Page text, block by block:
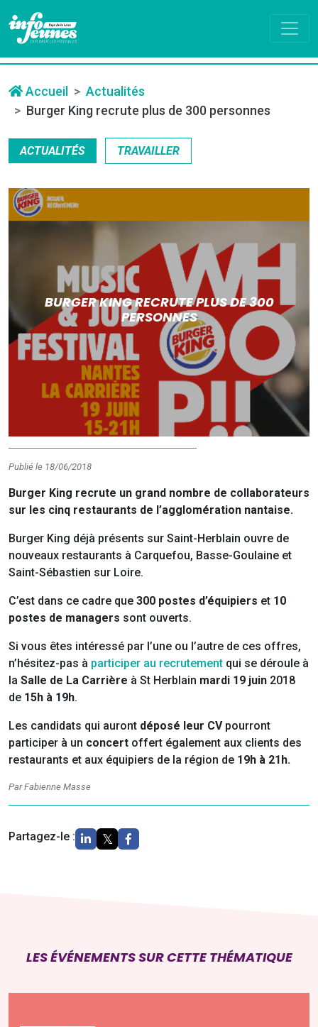
Accueil
Actualités
Burger King recrute plus de 300 personnes
ACTUALITÉS TRAVAILLER
BURGER KING RECRUTE PLUS DE 300
PERSONNES
Publié le 18/06/2018
Burger King recrute un grand nombre de collaborateurs
sur les cinq restaurants de l’agglomération nantaise.
Burger King déjà présents sur Saint-Herblain ouvre de
nouveaux restaurants à Carquefou, Basse-Goulaine et
Saint-Sébastien sur Loire.
C’est dans ce cadre que 300 postes d’équipiers et 10
postes de managers sont ouverts.
Si vous êtes intéressé par l’une ou l’autre de ces offres,
n’hésitez-pas à participer au recrutement qui se déroule à
la Salle de La Carrière à St Herblain mardi 19 juin 2018
de 15h à 19h.
Les candidats qui auront déposé leur CVpourront
participer à un concert offert également aux clients des
restaurants et aux équipiers de la région de 19h à 21h.
Par Fabienne Masse
Partagez-le :
LES ÉVÉNEMENTS SUR CETTE THÉMATIQUE